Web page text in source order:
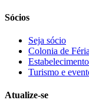
Sócios
Seja sócio
Colonia de
Turismo e
Atualize-se